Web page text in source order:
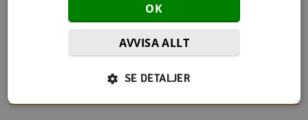
Verktyg, utrustning och tillbehör
Flera tittade också
på
OK
AVVISA ALLT
SE DETALJER